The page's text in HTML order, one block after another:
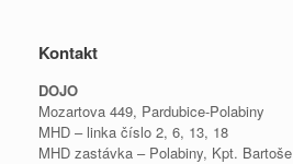
Kontakt
DOJO
Mozartova 449, Pardubice-Polabiny
MHD – linka číslo 2, 6, 13, 18
MHD zastávka – Polabiny, Kpt. Bartoše